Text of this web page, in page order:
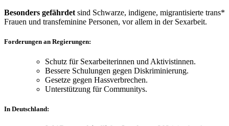
Besonders gefährdet sind Schwarze, indigene, migrantisierte trans*
Frauen und transfeminine Personen, vor allem in der Sexarbeit.
Forderungen an Regierungen:
Schutz für Sexarbeiterinnen und Aktivistinnen.
Bessere Schulungen gegen Diskriminierung.
Gesetze gegen Hassverbrechen.
Unterstützung für Communitys.
In Deutschland: